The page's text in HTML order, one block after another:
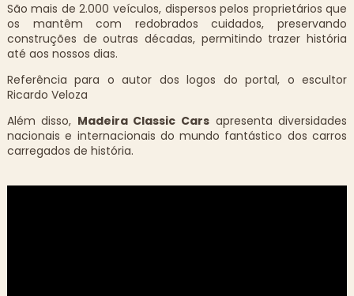
São mais de 2.000 veículos, dispersos pelos proprietários que
os mantêm com redobrados cuidados, preservando
construções de outras décadas, permitindo trazer história
até aos nossos dias.
Referência para o autor dos logos do portal, o escultor
Ricardo Veloza
Além disso, Madeira Classic Cars apresenta diversidades
nacionais e internacionais do mundo fantástico dos carros
carregados de história.